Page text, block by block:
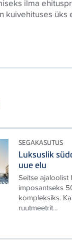
ilma
kuivehituses üks
SEGAKASUTUS
Luksuslik
uue elu
Seitse
imposantseks
kompleksiks.
ruutmeetrit...